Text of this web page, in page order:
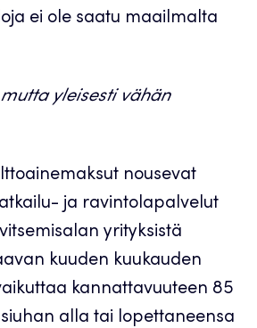
ei ole saatu maailmalta
yleisesti vähän
nousevat
ja ravintolapalvelut
yrityksistä
kuuden kuukauden
kannattavuuteen 85
alla tai lopettaneensa